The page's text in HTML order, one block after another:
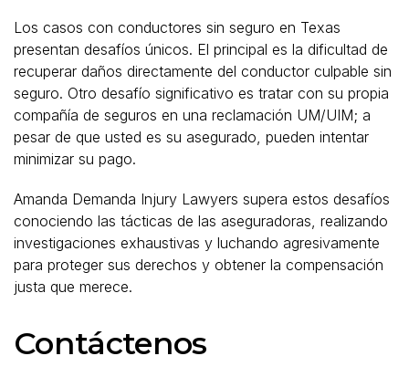
Los casos con conductores sin seguro en Texas
presentan desafíos únicos. El principal es la dificultad de
recuperar daños directamente del conductor culpable sin
seguro. Otro desafío significativo es tratar con su propia
compañía de seguros en una reclamación UM/UIM; a
pesar de que usted es su asegurado, pueden intentar
minimizar su pago.
Amanda Demanda Injury Lawyers supera estos desafíos
conociendo las tácticas de las aseguradoras, realizando
investigaciones exhaustivas y luchando agresivamente
para proteger sus derechos y obtener la compensación
justa que merece.
Contáctenos